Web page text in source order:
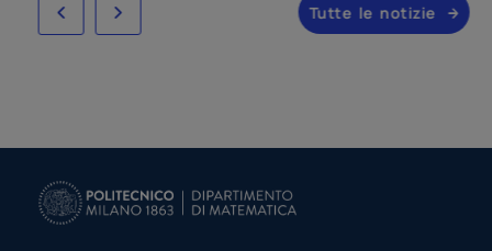
Slide precedente
Slide successivo Tutte le notizie